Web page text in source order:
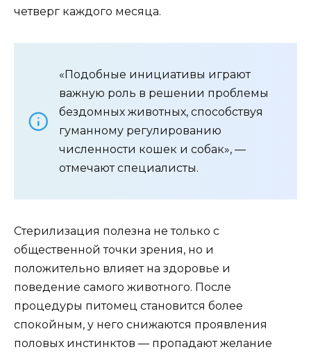
четверг каждого месяца.
«Подобные инициативы играют
важную роль в решении проблемы
бездомных животных, способствуя
гуманному регулированию
численности кошек и собак», —
отмечают специалисты.
Стерилизация полезна не только с
общественной точки зрения, но и
положительно влияет на здоровье и
поведение самого животного. После
процедуры питомец становится более
спокойным, у него снижаются проявления
половых инстинктов — пропадают желание